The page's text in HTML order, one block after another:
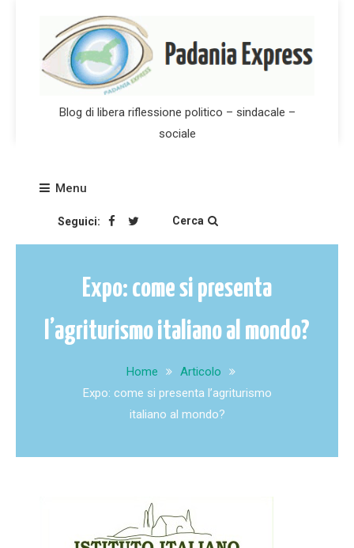
Blog di libera riflessione politico – sindacale –
sociale
Menu
Seguici: Cerca
Expo: come si presenta
l’agriturismo italiano al mondo?
Home
Articolo
Expo: come si presenta l’agriturismo
italiano al mondo?